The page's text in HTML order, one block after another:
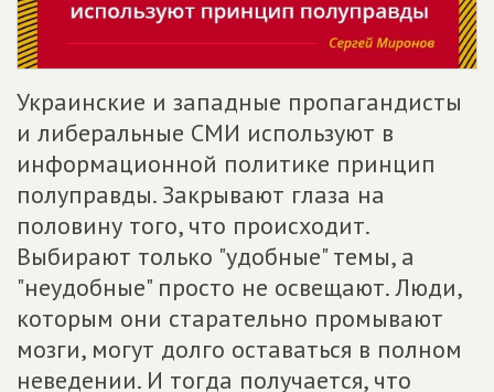
Украинские и западные пропагандисты
и либеральные СМИ используют в
информационной политике принцип
полуправды. Закрывают глаза на
половину того, что происходит.
Выбирают только "удобные" темы, а
"неудобные" просто не освещают. Люди,
которым они старательно промывают
мозги, могут долго оставаться в полном
неведении. И тогда получается, что